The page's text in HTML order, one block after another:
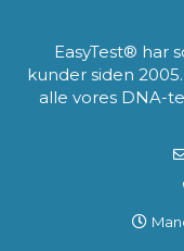
EasyTest® har
kunder siden
alle vores DNA-